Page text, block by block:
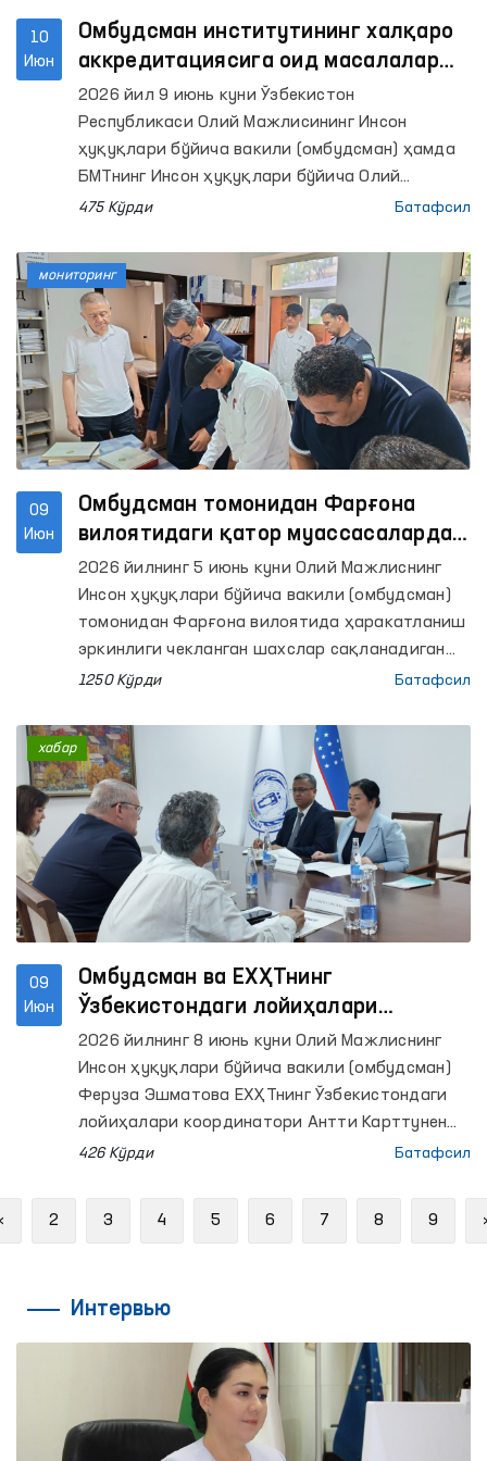
10
Июн
Омбудсман институтининг халқаро
аккредитациясига оид масалалар
муҳокама қилинди
2026 йил 9 июнь куни Ўзбекистон
Республикаси Олий Мажлисининг Инсон
ҳуқуқлари бўйича вакили (омбудсман) ҳамда
БМТнинг Инсон ҳуқуқлари бўйича Олий
комиссари бошқармаси вакиллари
475 Кўрди Батафсил
09
Июн
Омбудсман томонидан Фарғона
вилоятидаги қатор муассасаларда
сақлаш шароитлари ўрганилди
2026 йилнинг 5 июнь куни Олий Мажлиснинг
Инсон ҳуқуқлари бўйича вакили (омбудсман)
томонидан Фарғона вилоятида ҳаракатланиш
эркинлиги чекланган шахслар сақланадиган
қатор муассасаларга мониторинг
1250 Кўрди Батафсил
мониторинг
09
Июн
Омбудсман ва ЕХҲТнинг
Ўзбекистондаги лойиҳалари
координатори ўртасидаги
ҳамкорлик йўналишлари муҳокама
қилинди
2026 йилнинг 8 июнь куни Олий Мажлиснинг
Инсон ҳуқуқлари бўйича вакили (омбудсман)
Феруза Эшматова ЕХҲТнинг Ўзбекистондаги
лойиҳалари координатори Антти Карттунен
билан учрашди.
426 Кўрди Батафсил
хабар
Previous
2 3 4 5 6 7 8 9
Интервью